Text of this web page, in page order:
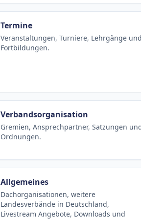
Termine
Veranstaltungen, Turniere, Lehrgänge
Fortbildungen.
Verbandsorganisation
Gremien, Ansprechpartner, Satzungen
Ordnungen.
Allgemeines
Dachorganisationen, weitere
Landesverbände in Deutschland,
Livestream Angebote, Downloads und